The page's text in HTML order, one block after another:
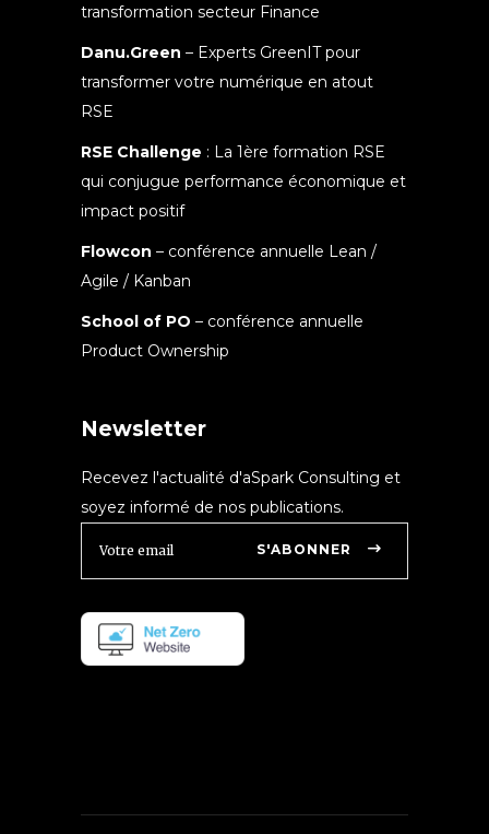
transformation secteur Finance
Danu.Green – Experts GreenIT pour
transformer votre numérique en atout
RSE
RSE Challenge : La 1ère formation RSE
qui conjugue performance économique et
impact positif
Flowcon – conférence annuelle Lean /
Agile / Kanban
School of PO – conférence annuelle
Product Ownership
Newsletter
Recevez l'actualité d'aSpark Consulting et
soyez informé de nos publications.
S'ABONNER